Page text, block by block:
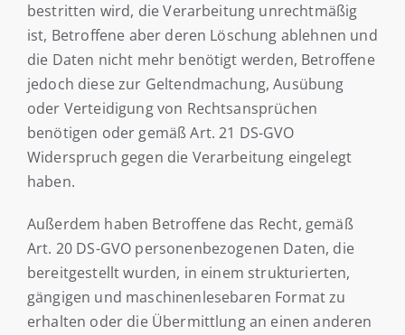
bestritten wird, die Verarbeitung unrechtmäßig
ist, Betroffene aber deren Löschung ablehnen und
die Daten nicht mehr benötigt werden, Betroffene
jedoch diese zur Geltendmachung, Ausübung
oder Verteidigung von Rechtsansprüchen
benötigen oder gemäß Art. 21 DS-GVO
Widerspruch gegen die Verarbeitung eingelegt
haben.
Außerdem haben Betroffene das Recht, gemäß
Art. 20 DS-GVO personenbezogenen Daten, die
bereitgestellt wurden, in einem strukturierten,
gängigen und maschinenlesebaren Format zu
erhalten oder die Übermittlung an einen anderen